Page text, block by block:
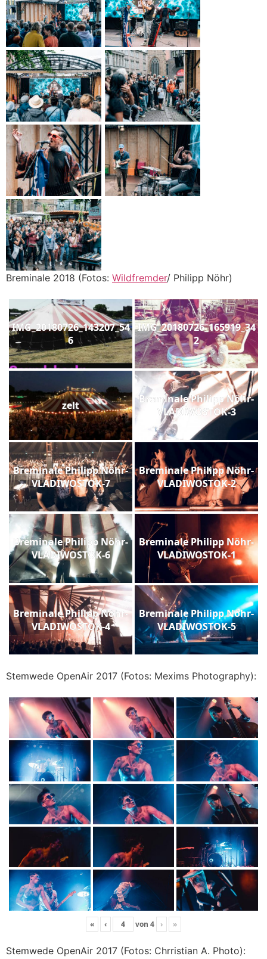
Breminale 2018 (Fotos: Wildfremder/ Philipp Nöhr)
IMG_20180726_143207_54
6
IMG_20180726_165919_34
2
zelt
Breminale Philipp Nöhr-
VLADIWOSTOK-3
Breminale Philipp Nöhr-
VLADIWOSTOK-7
Breminale Philipp Nöhr-
VLADIWOSTOK-2
Breminale Philipp Nöhr-
VLADIWOSTOK-6
Breminale Philipp Nöhr-
VLADIWOSTOK-1
Breminale Philipp Nöhr-
VLADIWOSTOK-4
Breminale Philipp Nöhr-
VLADIWOSTOK-5
Stemwede OpenAir 2017 (Fotos: Mexims Photography):
« ‹ von 4 › »
Stemwede OpenAir 2017 (Fotos: Chrristian A. Photo):